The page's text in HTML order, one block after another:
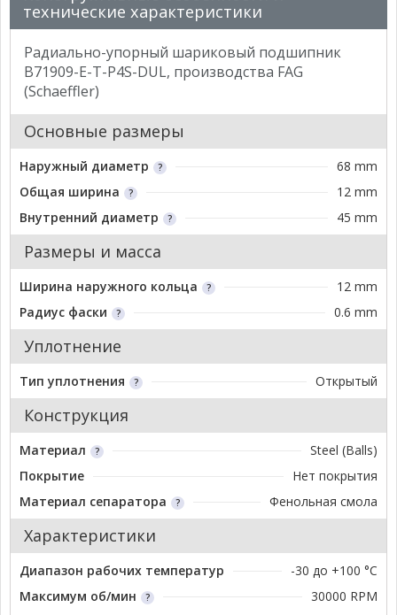
технические характеристики
Радиально-упорный шариковый подшипник
B71909-E-T-P4S-DUL, производства FAG
(Schaeffler)
Основные размеры
Наружный диаметр
68 mm
Общая ширина
12 mm
Внутренний диаметр
45 mm
Размеры и масса
Ширина наружного кольца
12 mm
Радиус фаски
0.6 mm
Уплотнение
Тип уплотнения Открытый
Конструкция
Материал
Steel (Balls)
Покрытие
Нет покрытия
Материал сепаратора
Фенольная смола
Характеристики
Диапазон рабочих температур
-30 до +100 °C
Максимум об/мин
30000 RPM